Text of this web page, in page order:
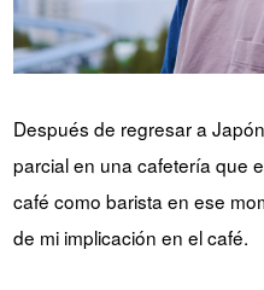
Después de regresar a
parcial en una cafetería que
café como barista en ese
de mi implicación en el café.